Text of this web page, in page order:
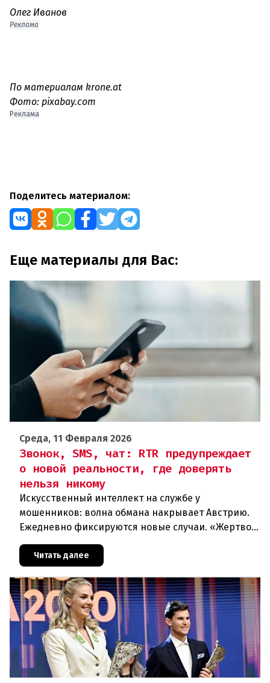
Олег Иванов
Реклама
По материалам krone.at
Фото: pixabay.com
Реклама
Поделитесь материалом:
Еще материалы для Вас:
Среда, 11 Февраля 2026
Звонок, SMS, чат: RTR предупреждает
о новой реальности, где доверять
нельзя никому
Искусственный интеллект на службе у
мошенников: волна обмана накрывает Австрию.
Ежедневно фиксируются новые случаи. «Жертвой
интернете с использованием искус
Читать далее